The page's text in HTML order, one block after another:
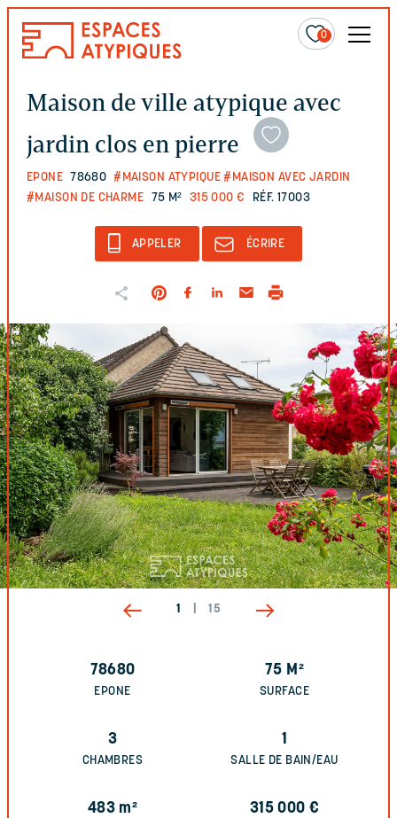
0
Maison de ville atypique avec
jardin clos en pierre
EPONE 78680 #MAISON ATYPIQUE #MAISON AVEC JARDIN
#MAISON DE CHARME 75 M² 315 000 € RÉF. 17003
APPELER ÉCRIRE
1 15
78680
EPONE
75 M²
SURFACE
3
CHAMBRES
1
SALLE DE BAIN/EAU
483 m² 315 000 €